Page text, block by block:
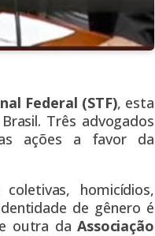
Federal (STF), esta
Três advogados
ações a favor da
homicídios,
de gênero é
outra da Associação